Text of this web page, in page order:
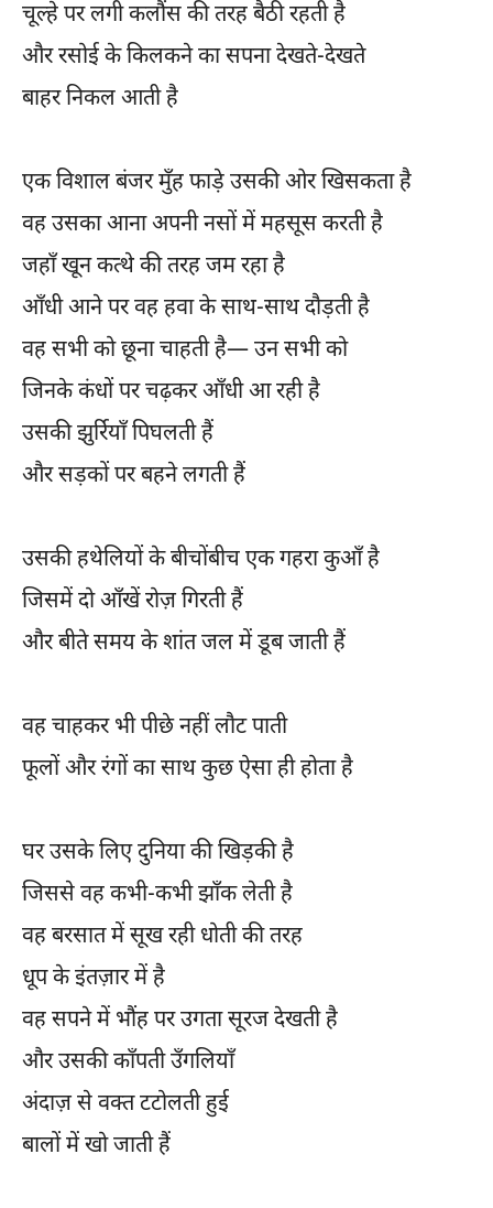
चूल्हे पर लगी कलौंस की तरह बैठी रहती है
और रसोई के किलकने का सपना देखते-देखते
बाहर निकल आती है
एक विशाल बंजर मुँह फाड़े उसकी ओर खिसकता है
वह उसका आना अपनी नसों में महसूस करती है
जहाँ खून कत्थे की तरह जम रहा है
आँधी आने पर वह हवा के साथ-साथ दौड़ती है
वह सभी को छूना चाहती है— उन सभी को
जिनके कंधों पर चढ़कर आँधी आ रही है
उसकी झुर्रियाँ पिघलती हैं
और सड़कों पर बहने लगती हैं
उसकी हथेलियों के बीचोंबीच एक गहरा कुआँ है
जिसमें दो आँखें रोज़ गिरती हैं
और बीते समय के शांत जल में डूब जाती हैं
वह चाहकर भी पीछे नहीं लौट पाती
फूलों और रंगों का साथ कुछ ऐसा ही होता है
घर उसके लिए दुनिया की खिड़की है
जिससे वह कभी-कभी झाँक लेती है
वह बरसात में सूख रही धोती की तरह
धूप के इंतज़ार में है
वह सपने में भौंह पर उगता सूरज देखती है
और उसकी काँपती उँगलियाँ
अंदाज़ से वक्त टटोलती हुई
बालों में खो जाती हैं